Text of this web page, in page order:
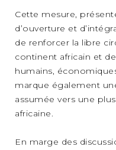
Cette mesure,
d’ouverture et
de renforcer la libre
continent africain et
humains,
marque également
assumée vers une
africaine.
En marge des